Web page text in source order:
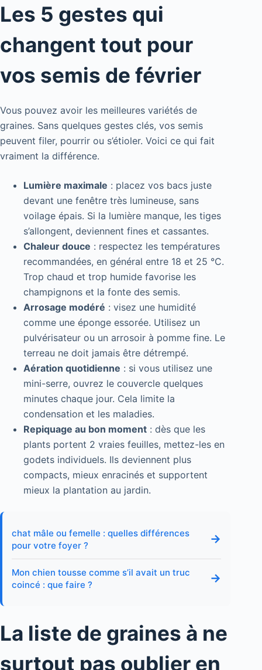
Les 5 gestes qui
changent tout pour
vos semis de février
Vous pouvez avoir les meilleures variétés de
graines. Sans quelques gestes clés, vos semis
peuvent filer, pourrir ou s’étioler. Voici ce qui fait
vraiment la différence.
Lumière maximale : placez vos bacs juste
devant une fenêtre très lumineuse, sans
voilage épais. Si la lumière manque, les tiges
s’allongent, deviennent fines et cassantes.
Chaleur douce : respectez les températures
recommandées, en général entre 18 et 25 °C.
Trop chaud et trop humide favorise les
champignons et la fonte des semis.
Arrosage modéré : visez une humidité
comme une éponge essorée. Utilisez un
pulvérisateur ou un arrosoir à pomme fine. Le
terreau ne doit jamais être détrempé.
Aération quotidienne : si vous utilisez une
mini-serre, ouvrez le couvercle quelques
minutes chaque jour. Cela limite la
condensation et les maladies.
Repiquage au bon moment : dès que les
plants portent 2 vraies feuilles, mettez-les en
godets individuels. Ils deviennent plus
compacts, mieux enracinés et supportent
mieux la plantation au jardin.
chat mâle ou femelle : quelles différences
pour votre foyer ?
→
Mon chien tousse comme s’il avait un truc
coincé : que faire ?
→
La liste de graines à ne
surtout pas oublier en